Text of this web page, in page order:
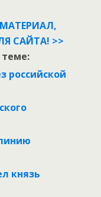
САЙТА! >>
российской
князь